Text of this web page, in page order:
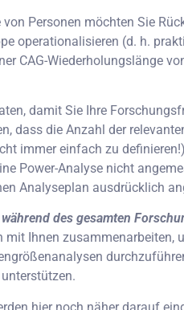
von Personen möchten Sie
operationalisieren (d. h.
CAG-Wiederholungslänge
damit Sie Ihre
dass die Anzahl der
immer einfach zu
Power-Analyse nicht
Analyseplan ausdrücklich
während des gesamten
Ihnen zusammenarbeiten,